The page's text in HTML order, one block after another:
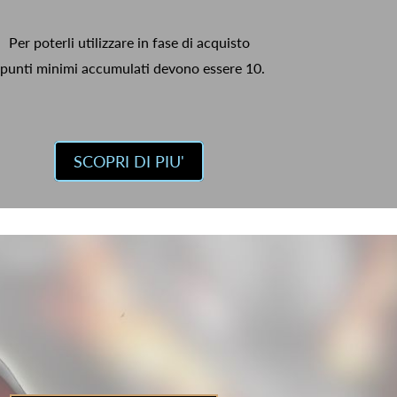
Per poterli utilizzare in fase di acquisto
minimi accumulati devono essere 10.
SCOPRI DI PIU'